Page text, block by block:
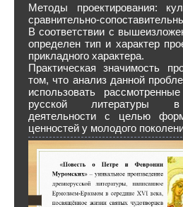
Методы проектирования:
сравнительно-
В соответствии с
определен тип и характер
прикладного характера.
Практическая значимость
том, что анализ данной
использовать
русской литературы в
деятельности с целью
ценностей у молодого